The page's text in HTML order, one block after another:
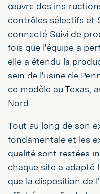
œuvre des
contrôles sélectifs et
connecté Suivi de
fois que l'équipe a
elle a étendu la
sein de l'usine de
ce modèle au Texas,
Nord.
Tout au long de son
fondamentale et les
qualité sont restées
chaque site a adapté
que la disposition de